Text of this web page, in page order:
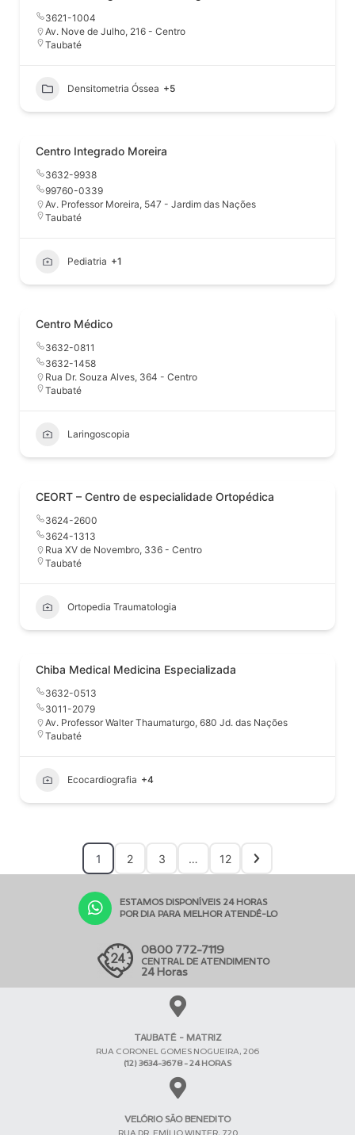
3621-1004
Av. Nove de Julho, 216 - Centro
Taubaté
Densitometria Óssea +5
Centro Integrado Moreira
3632-9938
99760-0339
Av. Professor Moreira, 547 - Jardim das Nações
Taubaté
Pediatria +1
Centro Médico
3632-0811
3632-1458
Rua Dr. Souza Alves, 364 - Centro
Taubaté
Laringoscopia
CEORT – Centro de especialidade Ortopédica
3624-2600
3624-1313
Rua XV de Novembro, 336 - Centro
Taubaté
Ortopedia Traumatologia
Chiba Medical Medicina Especializada
3632-0513
3011-2079
Av. Professor Walter Thaumaturgo, 680 Jd. das Nações
Taubaté
Ecocardiografia +4
1 2 3 … 12
ESTAMOS DISPONÍVEIS 24 HORAS
POR DIA PARA MELHOR ATENDÊ-LO
0800 772-7119
CENTRAL DE ATENDIMENTO
24 Horas
TAUBATÉ - MATRIZ
RUA CORONEL GOMES NOGUEIRA, 206
(12) 3634-3678 - 24 HORAS
VELÓRIO SÃO BENEDITO